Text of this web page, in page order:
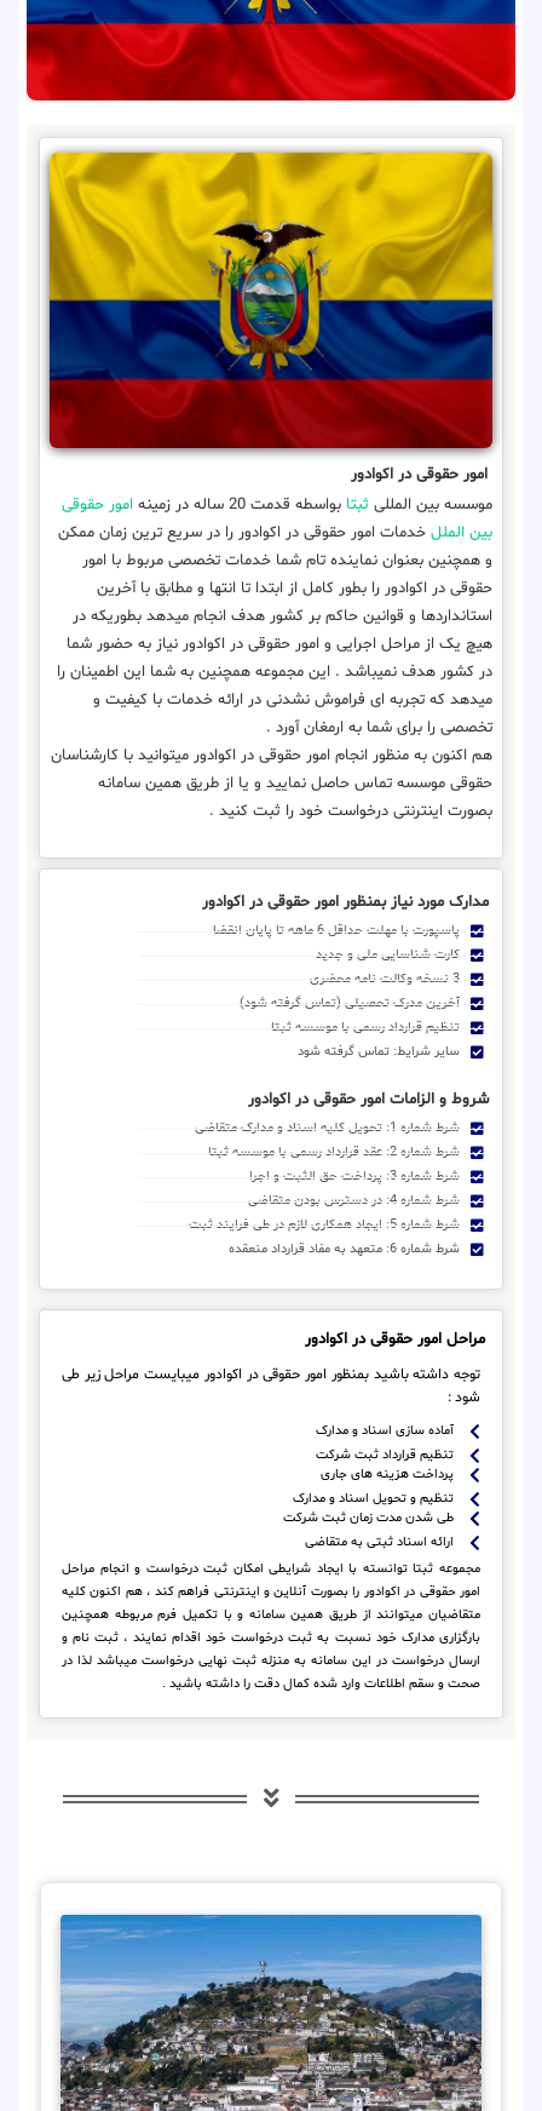
امور حقوقی در اکوادور
موسسه بین المللی ثبتا بواسطه قدمت 20 ساله در زمینه
امور حقوقی
بین الملل خدمات امور حقوقی در اکوادور را در سریع ترین زمان ممکن
و همچنین بعنوان نماینده تام شما خدمات تخصصی مربوط با امور
حقوقی در اکوادور را بطور کامل از ابتدا تا انتها و مطابق با آخرین
استانداردها و قوانین حاکم بر کشور هدف انجام میدهد بطوریکه در
هیچ یک از مراحل اجرایی و امور حقوقی در اکوادور نیاز به حضور شما
در کشور هدف نمیباشد . این مجموعه همچنین به شما این اطمینان را
میدهد که تجربه ای فراموش نشدنی در ارائه خدمات با کیفیت و
تخصصی را برای شما به ارمغان آورد .
هم اکنون به منظور انجام امور حقوقی در اکوادور میتوانید با کارشناسان
حقوقی موسسه تماس حاصل نمایید و یا از طریق همین سامانه
بصورت اینترنتی درخواست خود را ثبت کنید .
مدارک مورد نیاز بمنظور امور حقوقی در اکوادور
پاسپورت با مهلت حداقل 6 ماهه تا پایان انقضا
کارت شناسایی ملی و جدید
3 نسخه وکالت نامه محضری
آخرین مدرک تحصیلی (تماس گرفته شود)
تنظیم قرارداد رسمی با موسسه ثبتا
سایر شرایط: تماس گرفته شود
شروط و الزامات امور حقوقی در اکوادور
شرط شماره 1: تحویل کلیه اسناد و مدارک متقاضی
شرط شماره 2: عقد قرارداد رسمی با موسسه ثبتا
شرط شماره 3: پرداخت حق الثبت و اجرا
شرط شماره 4: در دسترس بودن متقاضی
شرط شماره 5: ایجاد همکاری لازم در طی فرایند ثبت
شرط شماره 6: متعهد به مفاد قرارداد منعقده
مراحل امور حقوقی در اکوادور
توجه داشته باشید بمنظور امور حقوقی در اکوادور میبایست مراحل زیر طی
شود :
آماده سازی اسناد و مدارک
تنظیم قرارداد ثبت شرکت
پرداخت هزینه های جاری
تنظیم و تحویل اسناد و مدارک
طی شدن مدت زمان ثبت شرکت
ارائه اسناد ثبتی به متقاضی
مجموعه ثبتا توانسته با ایجاد شرایطی امکان ثبت درخواست و انجام مراحل
امور حقوقی در اکوادور را بصورت آنلاین و اینترنتی فراهم کند ، هم اکنون کلیه
متقاضیان میتوانند از طریق همین سامانه و با تکمیل فرم مربوطه همچنین
بارگزاری مدارک خود نسبت به ثبت درخواست خود اقدام نمایند ، ثبت نام و
ارسال درخواست در این سامانه به منزله ثبت نهایی درخواست میباشد لذا در
صحت و سقم اطلاعات وارد شده کمال دقت را داشته باشید .